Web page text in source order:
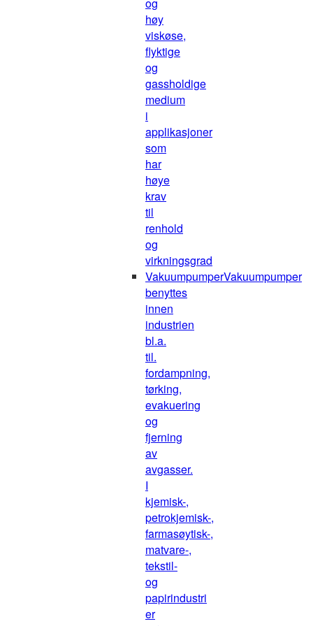
høy
viskøse,
flyktige
og
gassholdige
medium
i
applikasjoner
som
har
høye
krav
til
renhold
og
virkningsgrad
VakuumpumperVakuumpumper
benyttes
innen
industrien
bl.a.
til.
fordampning,
tørking,
evakuering
og
fjerning
av
avgasser.
I
kjemisk-,
petrokjemisk-,
farmasøytisk-,
matvare-,
tekstil-
og
papirindustri
er